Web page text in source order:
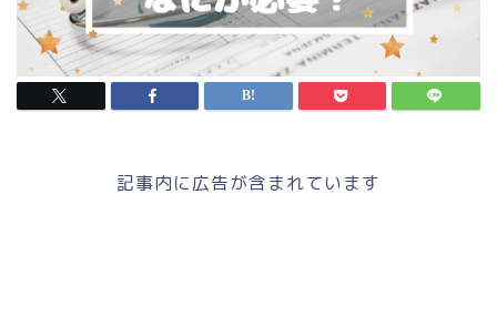
記事内に広告が含まれています